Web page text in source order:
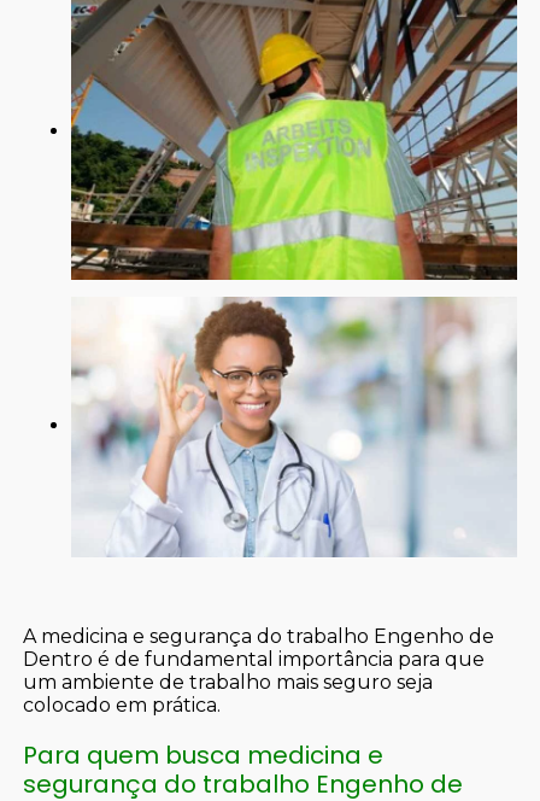
A medicina e segurança do trabalho Engenho de
Dentro é de fundamental importância para que
um ambiente de trabalho mais seguro seja
colocado em prática.
Para quem busca medicina e
segurança do trabalho Engenho de